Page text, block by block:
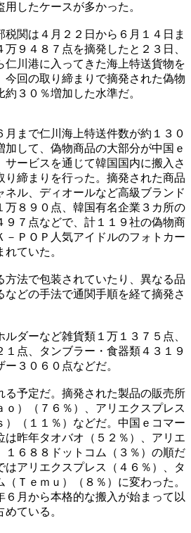
したケースが多かった。
関は４月２２日から６月１４日ま
９４８７点を摘発したと２３日、
仁川港に入ってきた海上特送貨物を
今回の取り締まりで摘発された偽物
３０％増加した水準だ。
月まで仁川海上特送件数が約１３０
加して、偽物商品の大部分が中国ｅ
サービスを通じて韓国国内に搬入さ
り締まりを行った。摘発された商品
ネル、ディオールなど高級ブランド
万８９０点、韓国有名企業３カ所の
９７点などで、計１１９社の偽物商
－ＰＯＰ人気アイドルのフォトカー
ていた。
方法で包装されていたり、異なる品
などの手法で通関手順を経て摘発さ
ダーなど雑貨類１万１３７５点、
点、タンブラー・食器類４３１９
３０６０点などだ。
る予定だ。摘発された製品の販売所
ｏ）（７６％）、アリエクスプレス
）（１１％）などだ。中国ｅコマー
は昨年タオバオ（５２％）、アリエ
１６８８ドットコム（３％）の順だ
はアリエクスプレス（４６％）、タ
Ｔｅｍｕ）（８％）に変わった。
６月から本格的な搬入が始まって以
ている。